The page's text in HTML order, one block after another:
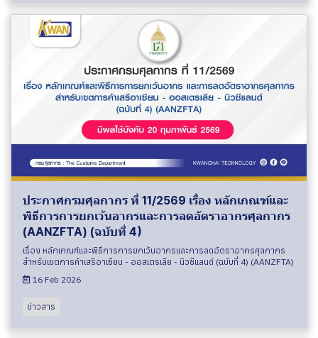
ประกาศกรมศุลกากร ที่ 11/2569 เรื่อง หลักเกณฑ์และ
พิธีการการยกเว้นอากรและการลดอัตราอากรศุลกากร
(AANZFTA) (ฉบับที่ 4)
เรื่อง หลักเกณฑ์และพิธีการการยกเว้นอากรและการลดอัตราอากรศุลกากร
สำหรับเขตการค้าเสรีอาเซียน - ออสเตรเลีย - นิวซีแลนด์ (ฉบับที่ 4) (AANZFTA)
16 Feb 2026
ข่าวสาร